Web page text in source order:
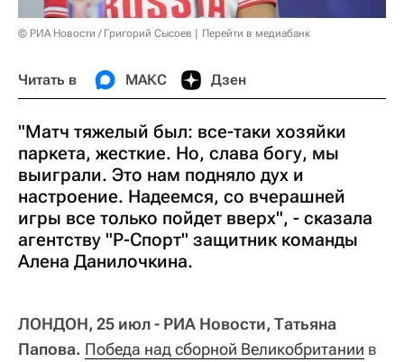
© РИА Новости / Григорий Сысоев Перейти в медиабанк
Читать в МАКС Дзен
"Матч тяжелый был: все-таки хозяйки
паркета, жесткие. Но, слава богу, мы
выиграли. Это нам подняло дух и
настроение. Надеемся, со вчерашней
игры все только пойдет вверх", - сказала
агентству "Р-Спорт" защитник команды
Алена Данилочкина.
ЛОНДОН, 25 июл - РИА Новости, Татьяна
Папова. Победа над сборной Великобритании в